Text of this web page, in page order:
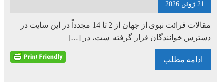
21 ژوئن 2026
مقالات قرائت نبوی از جهان از 2 تا 14 مجدداً در این سایت در
دسترس خوانندگان قرار گرفته است، در […]
ادامه مطلب